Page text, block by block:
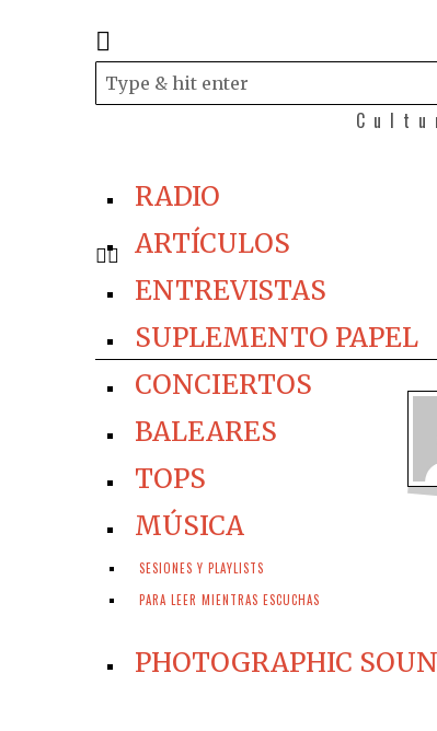
RADIO
ARTÍCULOS
ENTREVISTAS
SUPLEMENTO PAPEL
CONCIERTOS
BALEARES
TOPS
MÚSICA
SESIONES Y PLAYLISTS
PARA LEER MIENTRAS ESCUCHAS
PHOTOGRAPHIC